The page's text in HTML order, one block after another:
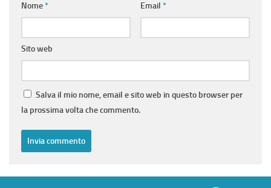
Nome* Email *
Sito web
Salva il mio nome, email e sito web in questo browser per
la prossima volta che commento.